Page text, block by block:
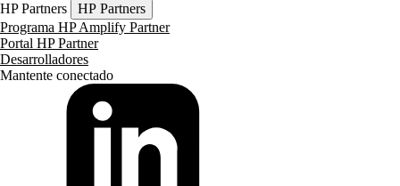
HP Partners
HP Partners
Programa HP Amplify Partner
Portal HP Partner
Desarrolladores
Mantente conectado